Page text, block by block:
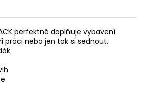
perfektně doplňuje vybavení
práci nebo jen tak si sednout.